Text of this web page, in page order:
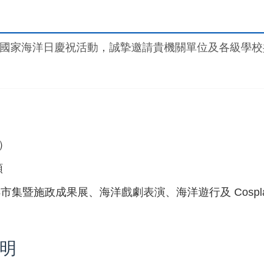
家海洋日慶祝活動，誠摯邀請貴機關單位及各級學
集暨施政成果展、海洋戲劇表演、海洋遊行及